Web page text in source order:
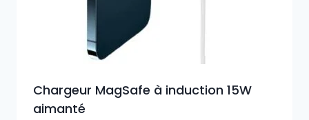
Chargeur MagSafe à induction 15W
aimanté